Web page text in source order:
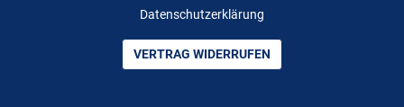
Datenschutzerklärung
VERTRAG WIDERRUFEN